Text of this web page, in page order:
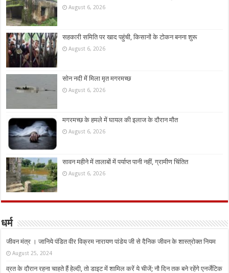
August 6, 2026
सहकारी समिति पर खाद पहुंची, किसानों के टोकन बनना शुरू
August 6, 2026
सोन नदी में मिला मृत मगरमच्छ
August 6, 2026
मगरमच्छ के हमले में घायल की इलाज के दौरान मौत
August 6, 2026
सावन महीने में तालाबों में पर्याप्त पानी नहीं, ग्रामीण चिंतित
August 6, 2026
धर्म
जीवन मंत्र । जानिये पंडित वीर विक्रम नारायण पांडेय जी से दैनिक जीवन के शास्त्रोक्त नियम
August 25, 2024
व्रत के दौरान रहना चाहते हैं हेल्दी, तो डाइट में शामिल करें ये चीजें; नौ दिन तक बने रहेंगे एनर्जेटिक